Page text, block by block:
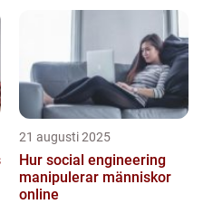
21 augusti 2025
Hur social engineering
manipulerar människor
online